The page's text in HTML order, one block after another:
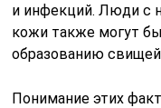
и инфекций. Люди с
кожи также могут
образованию
Понимание этих